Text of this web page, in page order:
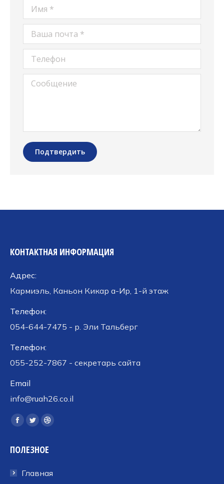
Имя *
Ваша почта *
Телефон
Сообщение
Подтвердить
КОНТАКТНАЯ ИНФОРМАЦИЯ
Адрес:
Кармиэль, Каньон Кикар а-Ир, 1-й этаж
Телефон:
054-644-7475 - р. Эли Тальберг
Телефон:
055-252-7867 - секретарь сайта
Email
info@ruah26.co.il
Ищите нас:
Страница
открывается
новом
Страница
открывается
новом
Страница
открывается
новом
ПОЛЕЗНОЕ
Главная